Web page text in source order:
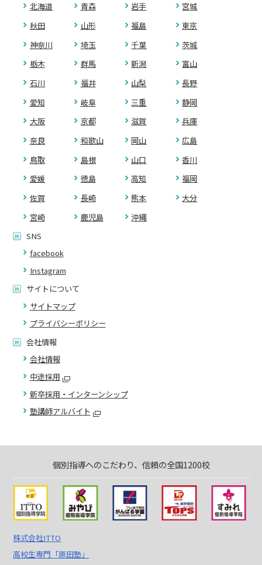
北海道
青森 岩手
宮城
秋田
山形 福島
東京
神奈川
埼玉 千葉
茨城
栃木
群馬 新潟
富山
石川
福井 山梨
長野
愛知
岐阜 三重
静岡
大阪
京都 滋賀
兵庫
奈良
和歌山 岡山
広島
鳥取
島根 山口
香川
愛媛
徳島 高知
福岡
佐賀
長崎 熊本
大分
宮崎
鹿児島
沖縄
SNS
facebook
Instagram
サイトについて
サイトマップ
プライバシーポリシー
会社情報
会社情報
中途採用
新卒採用・インターンシップ
塾講師アルバイト
個別指導へのこだわり、信頼の全国1200校
株式会社ITTO
高校生専門「原田塾」